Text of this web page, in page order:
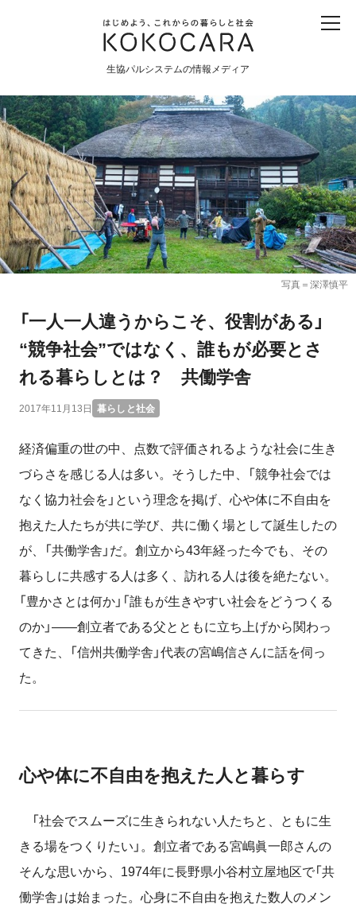
生協パルシステムの情報メディア
産直 食育 食べる 震災
食と農
暮らしと社会
環境と平和
生協の宅配パルシステム
写真＝深澤慎平
「一人一人違うからこそ、役割がある」
“競争社会”ではなく、誰もが必要とさ
れる暮らしとは？ 共働学舎
2017年11月13日 暮らしと社会
経済偏重の世の中、点数で評価されるような社会に生き
づらさを感じる人は多い。そうした中、「競争社会では
なく協力社会を」という理念を掲げ、心や体に不自由を
抱えた人たちが共に学び、共に働く場として誕生したの
が、「共働学舎」だ。創立から43年経った今でも、その
暮らしに共感する人は多く、訪れる人は後を絶たない。
「豊かさとは何か」「誰もが生きやすい社会をどうつくる
のか」――創立者である父とともに立ち上げから関わっ
てきた、「信州共働学舎」代表の宮嶋信さんに話を伺っ
た。
心や体に不自由を抱えた人と暮らす
「社会でスムーズに生きられない人たちと、ともに生
きる場をつくりたい」。創立者である宮嶋眞一郎さんの
そんな思いから、1974年に長野県小谷村立屋地区で「共
働学舎」は始まった。心身に不自由を抱えた数人のメン